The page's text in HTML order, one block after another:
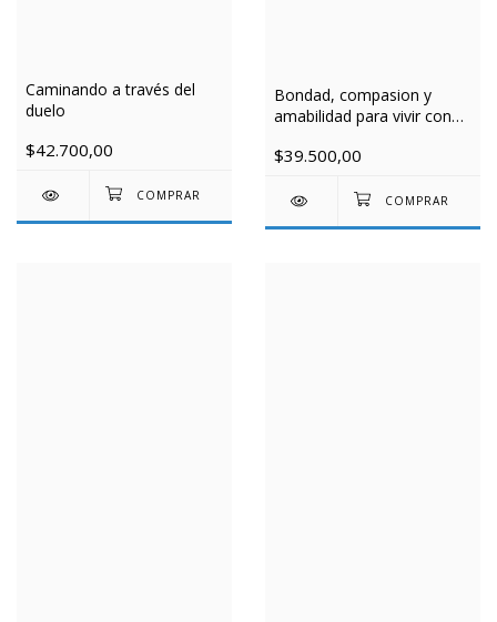
Caminando a través del
duelo
$42.700,00
Bondad, compasion y
amabilidad para vivir con
$39.500,00